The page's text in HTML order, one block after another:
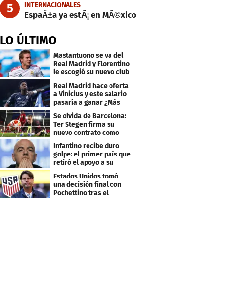
5 INTERNACIONALES
EspaÃ±a ya estÃ¡ en MÃ©xico
LO ÚLTIMO
Mastantuono se va del
Real Madrid y Florentino
le escogió su nuevo club
Real Madrid hace oferta
a Vinicius y este salario
pasaría a ganar ¿Más
que Mbappé?
Se olvida de Barcelona:
Ter Stegen firma su
nuevo contrato como
profesional
Infantino recibe duro
golpe: el primer país que
retiró el apoyo a su
Estados Unidos tomó
una decisión final con
Pochettino tras el